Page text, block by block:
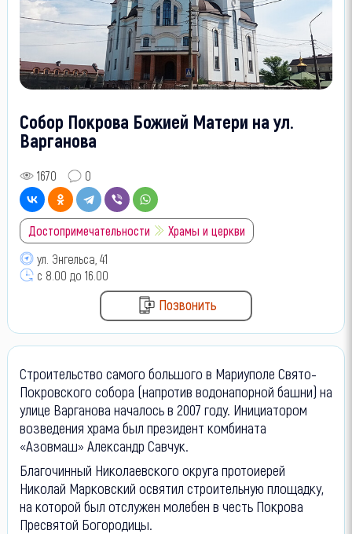
Собор Покрова Божией Матери на ул.
Варганова
1670 0
Достопримечательности
Храмы и церкви
ул. Энгельса, 41
с 8.00 до 16.00
Позвонить
Строительство самого большого в Мариуполе Свято-
Покровского собора (напротив водонапорной башни) на
улице Варганова началось в 2007 году. Инициатором
возведения храма был президент комбината
«Азовмаш» Александр Савчук.
Благочинный Николаевского округа протоиерей
Николай Марковский освятил строительную площадку,
на которой был отслужен молебен в честь Покрова
Пресвятой Богородицы.